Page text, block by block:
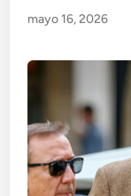
mayo 16, 2026